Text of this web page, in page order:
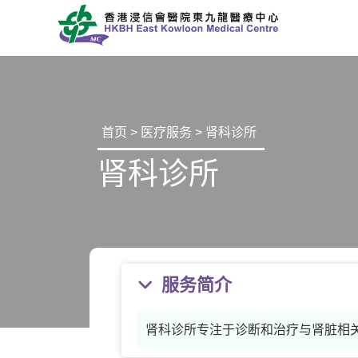
首页 > 医疗服务 > 肾科诊所
肾科诊所
服务简介
肾科诊所专注于诊断和治疗与肾脏相